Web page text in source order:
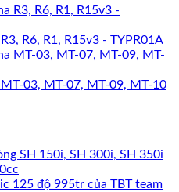
R6, R1, R15v3 - TYPR01A
03, MT-07, MT-09, MT-10
SH 150i, SH 300i, SH 350i
125 độ 995tr của TBT team